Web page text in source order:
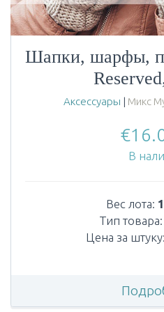
Шапки, шарфы,
Аксессуары | Микс
€
В
Вес лота:
Тип товара:
Цена за